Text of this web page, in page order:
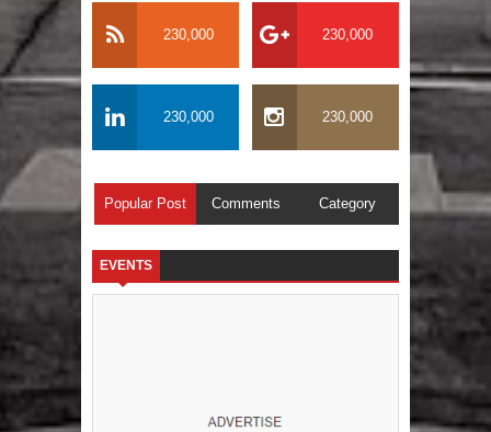
230,000 230,000
230,000 230,000
Popular Post Comments Category
EVENTS